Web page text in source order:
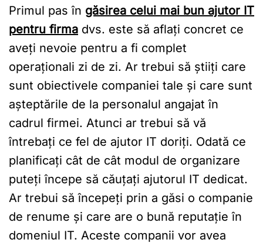
Primul pas în găsirea celui mai bun ajutor IT
pentru firma dvs. este să aflați concret ce
aveți nevoie pentru a fi complet
operaționali zi de zi. Ar trebui să știiți care
sunt obiectivele companiei tale și care sunt
așteptările de la personalul angajat în
cadrul firmei. Atunci ar trebui să vă
întrebați ce fel de ajutor IT doriți. Odată ce
planificați cât de cât modul de organizare
puteți începe să căuțați ajutorul IT dedicat.
Ar trebui să începeți prin a găsi o companie
de renume și care are o bună reputație în
domeniul IT. Aceste companii vor avea